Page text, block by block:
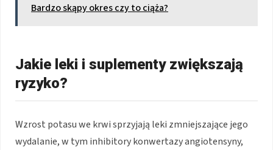
Bardzo skąpy okres czy to ciąża?
Jakie leki i suplementy zwiększają
ryzyko?
Wzrost potasu we krwi sprzyjają leki zmniejszające jego
wydalanie, w tym inhibitory konwertazy angiotensyny,